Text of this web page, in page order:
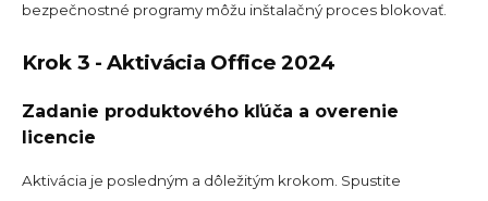
bezpečnostné programy môžu inštalačný proces blokovať.
Krok 3 - Aktivácia Office 2024
Zadanie produktového kľúča a overenie
licencie
Aktivácia je posledným a dôležitým krokom. Spustite